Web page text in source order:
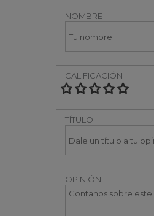
NOMBRE
CALIFICACIÓN
TÍTULO
OPINIÓN